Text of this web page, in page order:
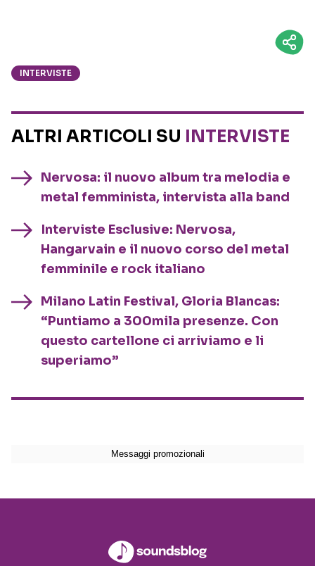
INTERVISTE
ALTRI ARTICOLI SU INTERVISTE
Nervosa: il nuovo album tra melodia e
metal femminista, intervista alla band
Interviste Esclusive: Nervosa,
Hangarvain e il nuovo corso del metal
femminile e rock italiano
Milano Latin Festival, Gloria Blancas:
“Puntiamo a 300mila presenze. Con
questo cartellone ci arriviamo e li
superiamo”